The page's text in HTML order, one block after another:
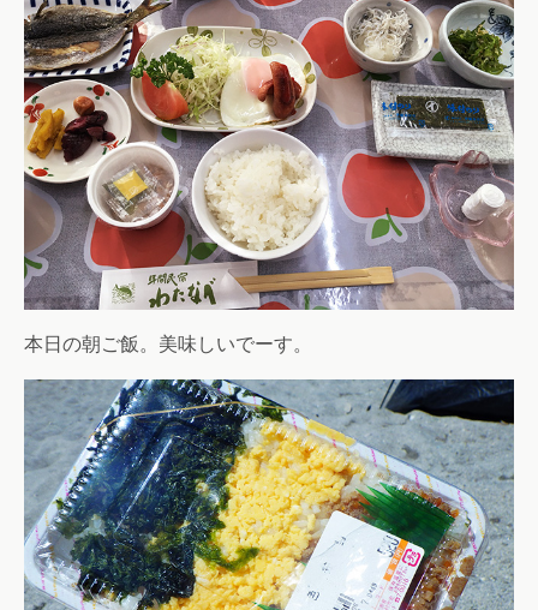
本日の朝ご飯。美味しいでーす。